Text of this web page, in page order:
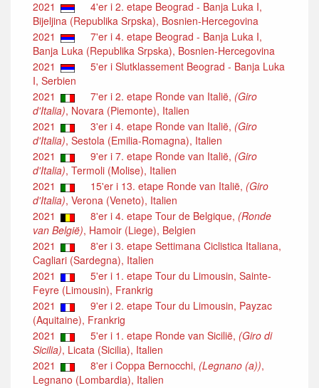
2021
4'er i 2. etape Beograd - Banja Luka I,
Bijeljina (Republika Srpska), Bosnien-Hercegovina
2021
7'er i 4. etape Beograd - Banja Luka I,
Banja Luka (Republika Srpska), Bosnien-Hercegovina
2021
5'er i Slutklassement Beograd - Banja Luka
I, Serbien
2021
7'er i 2. etape Ronde van Italië, (Giro
d'Italia), Novara (Piemonte), Italien
2021
3'er i 4. etape Ronde van Italië, (Giro
d'Italia), Sestola (Emilia-Romagna), Italien
2021
9'er i 7. etape Ronde van Italië, (Giro
d'Italia), Termoli (Molise), Italien
2021
15'er i 13. etape Ronde van Italië, (Giro
d'Italia), Verona (Veneto), Italien
2021
8'er i 4. etape Tour de Belgique, (Ronde
van België), Hamoir (Liege), Belgien
2021
8'er i 3. etape Settimana Ciclistica Italiana,
Cagliari (Sardegna), Italien
2021
5'er i 1. etape Tour du Limousin, Sainte-
Feyre (Limousin), Frankrig
2021
9'er i 2. etape Tour du Limousin, Payzac
(Aquitaine), Frankrig
2021
5'er i 1. etape Ronde van Sicilië, (Giro di
Sicilia), Licata (Sicilia), Italien
2021
8'er i Coppa Bernocchi, (Legnano (a)),
Legnano (Lombardia), Italien